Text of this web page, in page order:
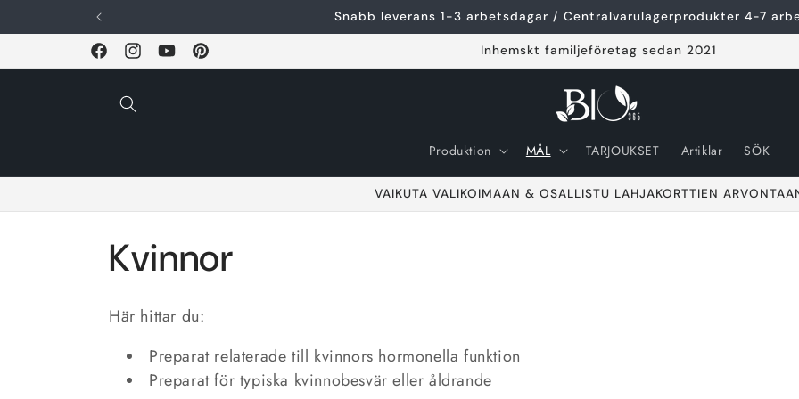
Hoppa över och
gå till innehållet
Snabb leverans 1-3 arbetsdagar / Centralvarulagerprodukter 4-7
FacebookInstagramYoutubePinterest
Inhemskt familjeföretag sedan 2021
Produktion MÅL TARJOUKSET Artiklar SÖK
VAIKUTA VALIKOIMAAN & OSALLISTU LAHJAKORTTIEN
S
a
m
Kvinnor
Här hittar du:
Preparat relaterade till kvinnors hormonella funktion
Preparat för typiska kvinnobesvär eller åldrande